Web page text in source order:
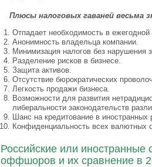
Плюсы налоговых гаваней весьма
Отпадает необходимость в
Анонимность владельца компании.
Минимизация налогов без нарушения
Разделение рисков в бизнесе.
Защита активов.
Отсутствие бюрократических
Легкость продажи бизнеса.
Возможности для развития
либеральности законодательств
Шанс на кредитование в иностранных
Конфиденциальность всех валютных
Российские или
оффшоров и их сравнение в